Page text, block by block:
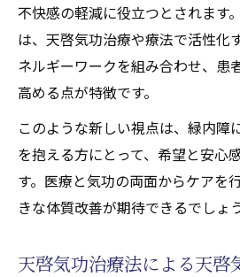
不快感の軽減に役立つとされます
は、天啓気功治療や療法で活性化
ネルギーワークを組み合わせ、患
高める点が特徴です。
このような新しい視点は、緑内障
を抱える方にとって、希望と安心
す。医療と気功の両面からケアを
きな体質改善が期待できるでしょう
天啓気功治療法による天啓